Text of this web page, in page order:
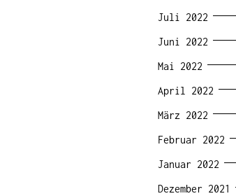
Juli 2022
Juni 2022
Mai 2022
April 2022
März 2022
Februar 2022
Januar 2022
Dezember 2021